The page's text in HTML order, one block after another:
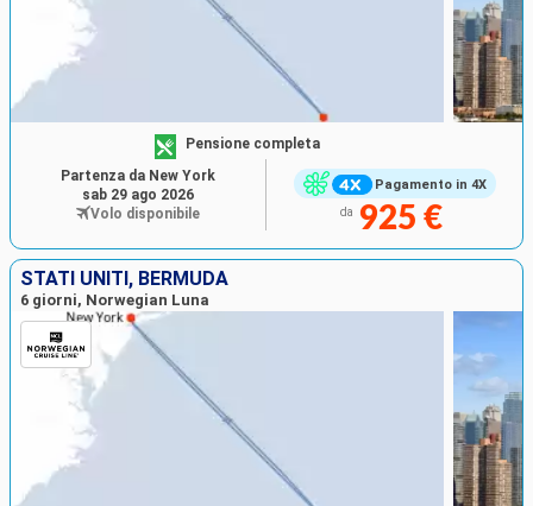
Pagamento in 4X
Pensione completa
da 925 €
Partenza da New York
sab 29 ago 2026
Volo disponibile
STATI UNITI, BERMUDA
6 giorni, Norwegian Luna